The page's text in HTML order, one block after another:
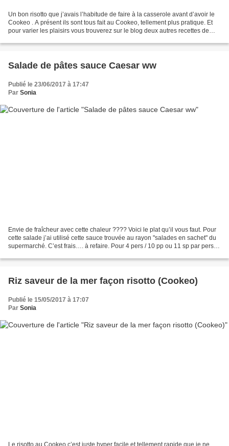
Un bon risotto que j’avais l’habitude de faire à la casserole avant d’avoir le
Cookeo . A présent ils sont tous fait au Cookeo, tellement plus pratique. Et
pour varier les plaisirs vous trouverez sur le blog deux autres recettes de
Salade de pâtes sauce Caesar ww
Publié le 23/06/2017 à 17:47
Par Sonia
Envie de fraîcheur avec cette chaleur ???? Voici le plat qu’il vous faut. Pour
cette salade j’ai utilisé cette sauce trouvée au rayon "salades en sachet" du
supermarché. C’est frais…. à refaire. Pour 4 pers / 10 pp ou 11 sp par pers
Riz saveur de la mer façon risotto (Cookeo)
Publié le 15/05/2017 à 17:07
Par Sonia
Le risotto au Cookeo c’est juste hyper facile et tellement rapide que je ne